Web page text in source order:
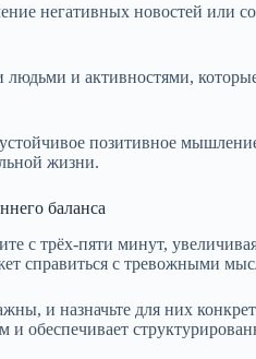
негативных новостей или
и активностями,
позитивное
жизни.
баланса
с трёх-пяти минут,
справиться с тревожными
и назначьте для них
обеспечивает